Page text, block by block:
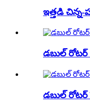
ఇత్తడి
డబుల్ రోటర్
డబుల్